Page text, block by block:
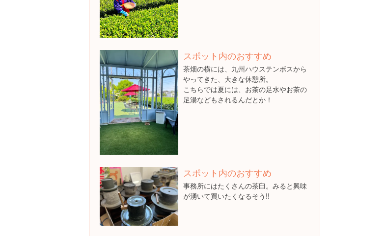
スポット内のおすすめ
茶畑の横には、九州ハウステンボスから
やってきた、大きな休憩所。
こちらでは夏には、お茶の足水やお茶の
足湯などもされるんだとか！
スポット内のおすすめ
事務所にはたくさんの茶臼。みると興味
が湧いて買いたくなるそう!!